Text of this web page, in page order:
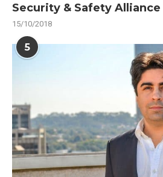
Security & Safety Alliance
15/10/2018
5